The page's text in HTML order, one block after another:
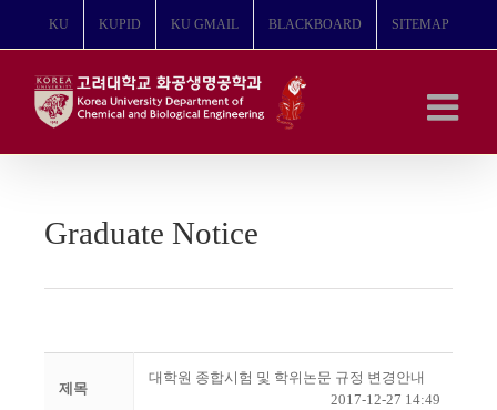
뛰
KU KUPID KU GMAIL BLACKBOARD SITEMAP
Graduate Notice
제목
대학원 종합시험 및 학위논문 규정 변경안내
2017-12-27 14:49